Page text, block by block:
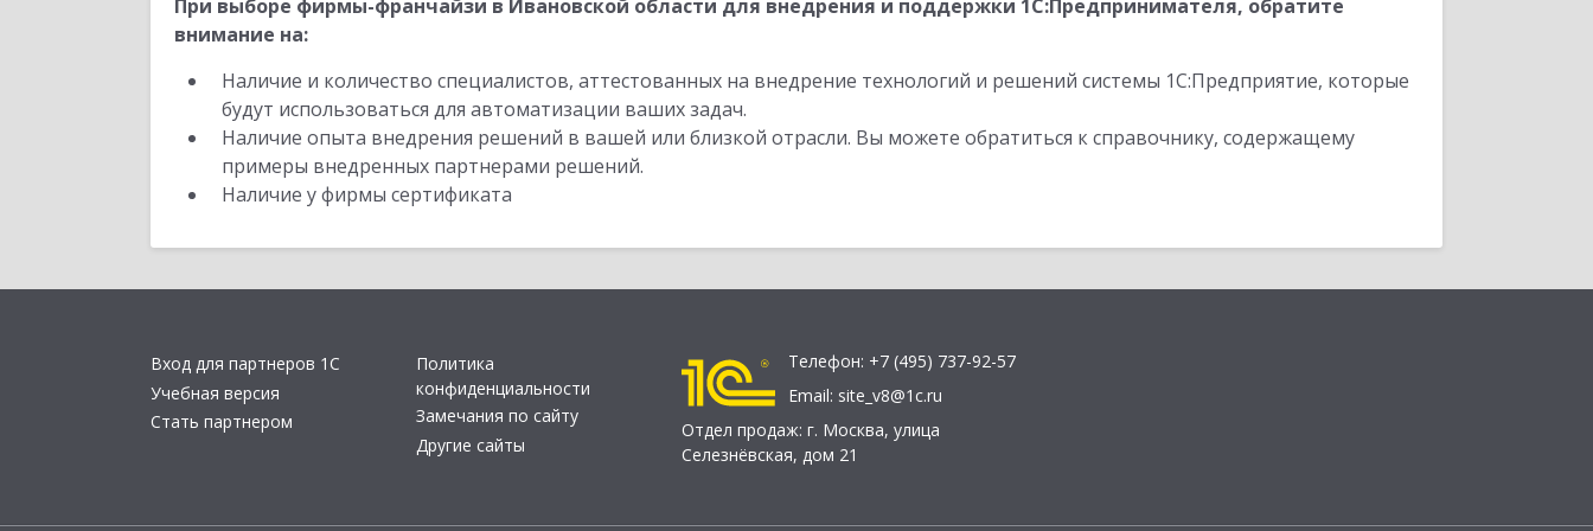
При выборе фирмы-франчайзи в Ивановской области для внедрения и поддержки 1С:Предпринимателя, обратите
внимание на:
Наличие и количество специалистов, аттестованных на внедрение технологий и решений системы 1С:Предприятие, которые
будут использоваться для автоматизации ваших задач.
Наличие опыта внедрения решений в вашей или близкой отрасли. Вы можете обратиться к справочнику, содержащему
примеры внедренных партнерами решений.
Наличие у фирмы сертификата
Вход для партнеров 1С
Учебная версия
Стать партнером
Политика
конфиденциальности
Замечания по сайту
Другие сайты
Телефон: +7 (495) 737-92-57
Email: site_v8@1c.ru
Отдел продаж: г. Москва, улица
Селезнёвская, дом 21